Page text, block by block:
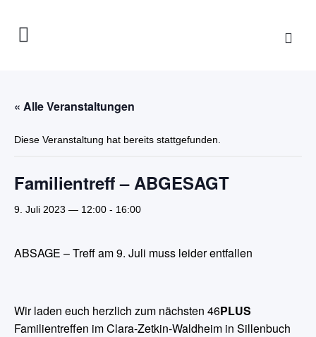
« Alle Veranstaltungen
Diese Veranstaltung hat bereits stattgefunden.
Familientreff – ABGESAGT
9. Juli 2023 — 12:00 - 16:00
ABSAGE – Treff am 9. Juli muss leider entfallen
Wir laden euch herzlich zum nächsten 46PLUS
Familientreffen im Clara-Zetkin-Waldheim in Sillenbuch